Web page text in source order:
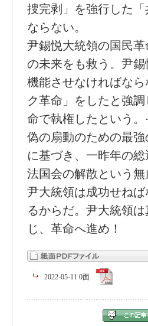
捜完剥」を強行した
ならない。
尹錫悦大統領の国民
の未来をも救う。尹
機能させなければな
ク革命」をしたと強
命で執権したという
偽の扇動のための最
に基づき、一昨年の
法国会の解散という無
尹大統領は成功せね
るからだ。尹大統領
じ、革命へ進め！
2022-05-11 0面